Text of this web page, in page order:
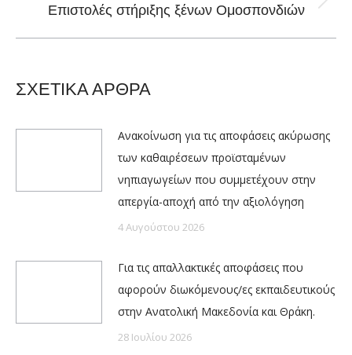
Next
Eπιστολές στήριξης ξένων Ομοσπονδιών
ΣΧΕΤΙΚΑ ΑΡΘΡΑ
Ανακοίνωση για τις αποφάσεις ακύρωσης
των καθαιρέσεων προϊσταμένων
νηπιαγωγείων που συμμετέχουν στην
απεργία-αποχή από την αξιολόγηση
4 Αυγούστου 2026
Για τις απαλλακτικές αποφάσεις που
αφορούν διωκόμενους/ες εκπαιδευτικούς
στην Ανατολική Μακεδονία και Θράκη.
28 Ιουλίου 2026